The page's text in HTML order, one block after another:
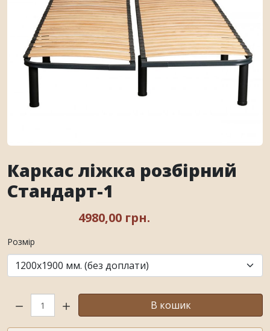
Каркас ліжка розбірний
Стандарт-1
4980,00 грн.
Розмір
Кількість: В кошик